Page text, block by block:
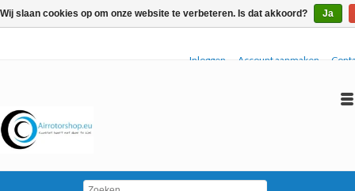
Inloggen Account aanmaken
Wij slaan cookies op om onze website te verbeteren. Is dat akkoord? Ja